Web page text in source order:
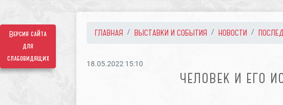
Версия сайта
для
слабовидящих
ГЛАВНАЯ ВЫСТАВКИ И СОБЫТИЯ НОВОСТИ
18.05.2022 15:10
ЧЕЛОВЕК И ЕГО